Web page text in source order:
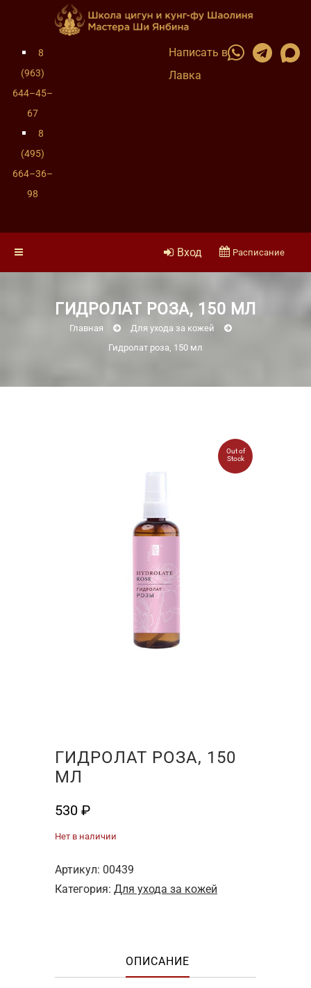
8
(963)
644–45–
67
8
(495)
664–36–
98
Написать в
Лавка
Вход Расписание
ГИДРОЛАТ РОЗА, 150 МЛ
Главная
Для ухода за кожей
Гидролат роза, 150 мл
Out of
Stock
ГИДРОЛАТ РОЗА, 150
МЛ
530 ₽
Нет в наличии
Артикул: 00439
Категория: Для ухода за кожей
ОПИСАНИЕ